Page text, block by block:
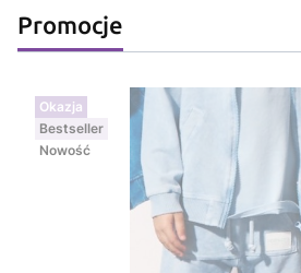
Promocje
Okazja
Bestseller
Nowość